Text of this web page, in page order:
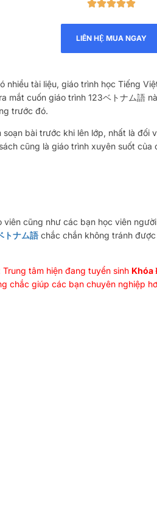
LIÊN HỆ MUA NGAY
nhiều tài liệu, giáo trình học Tiếng
mắt cuốn giáo trình 123ベトナム語
trước đó.
bài trước khi lên lớp, nhất là đối
cũng là giáo trình xuyên suốt
cũng như các bạn học viên
トナム語 chắc chắn không tránh
tâm hiện đang tuyển sinh Khóa
chắc giúp các bạn chuyên nghiệp